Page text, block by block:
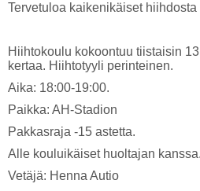
Tervetuloa kaikenikäiset
Hiihtokoulu kokoontuu tiistaisin
kertaa. Hiihtotyyli perinteinen.
Aika: 18:00-19:00.
Paikka: AH-Stadion
Pakkasraja -15 astetta.
Alle kouluikäiset huoltajan kanssa.
Vetäjä: Henna Autio